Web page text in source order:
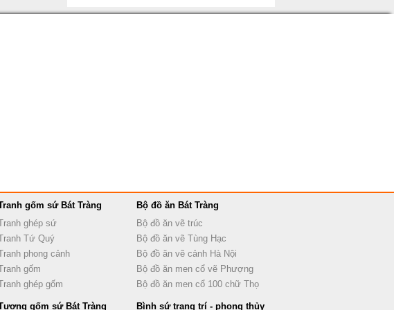
gốm sứ Bát Tràng
ghép sứ
Tứ Quý
phong cảnh
gốm
ghép gốm
Bộ đồ ăn Bát Tràng
Bộ đồ ăn vẽ trúc
Bộ đồ ăn vẽ Tùng Hạc
Bộ đồ ăn vẽ cảnh Hà Nội
Bộ đồ ăn men cổ vẽ Phượng
Bộ đồ ăn men cổ 100 chữ Thọ
gốm sứ Bát Tràng Bình sứ trang trí - phong thủy